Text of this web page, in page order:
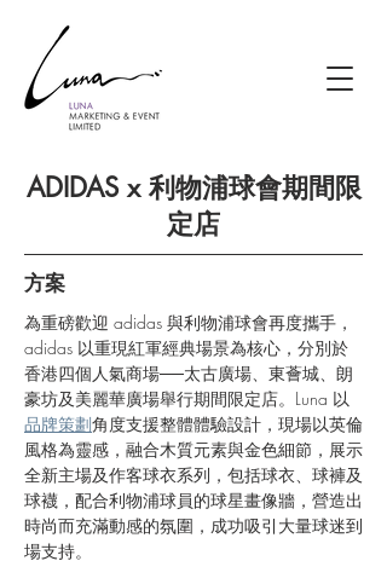
ADIDAS x 利物浦球會期間限
定店
方案
為重磅歡迎 adidas 與利物浦球會再度攜手，
adidas 以重現紅軍經典場景為核心，分別於
香港四個人氣商場──太古廣場、東薈城、朗
豪坊及美麗華廣場舉行期間限定店。Luna 以
品牌策劃角度支援整體體驗設計，現場以英倫
風格為靈感，融合木質元素與金色細節，展示
全新主場及作客球衣系列，包括球衣、球褲及
球襪，配合利物浦球員的球星畫像牆，營造出
時尚而充滿動感的氛圍，成功吸引大量球迷到
場支持。